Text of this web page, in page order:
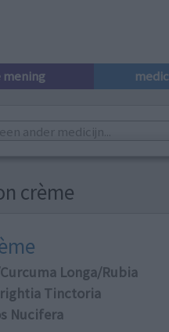
mening
ander medicijn...
crème
Longa/Rubia
Tinctoria
Nucifera